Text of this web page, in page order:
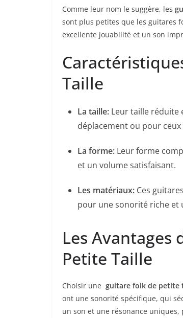
Comme leur nom ‌le suggère, les
sont ‍plus petites que⁤ les guitares
excellente jouabilité⁤ et un son
Taille
La taille: Leur taille réduite
déplacement ou pour
La forme: Leur forme
et‌ un volume satisfaisant.
Les matériaux: ‌Ces
pour une sonorité riche et
Les Avantages
Petite Taille
Choisir une ‍ guitare folk de petite
ont une sonorité spécifique, qui
un son et une résonance